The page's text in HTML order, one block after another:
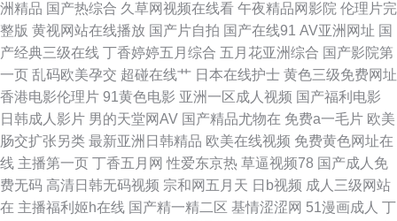
日本www线 青青草肏屄视频 青青成人AV网 欧美另类专区 欧美白丝在线 另
类综合网 久久爱99 91n视频 另类极品AV 欧美野外性V 亚洲色图另类图片 四
虎免费视频 国产美女艹B 91白虎美女交配 91夫妻交换 91真人视频 99热都是
精品 国产精品尤物91 久久伊人大 欧美肏屄网 日本www色色 无码三级日韩
午夜影院7763 午夜局厂91爱爱 午夜剧院 亚洲卡一 草莓视频黄免费 国产欧
洲精品 国产热综合 久草网视频在线看 午夜精品网影院 伦理片完
整版 黄视网站在线播放 国产片自拍 国产在线91 AV亚洲网址 国
产经典三级在线 丁香婷婷五月综合 五月花亚洲综合 国产影院第
一页 乱码欧美孕交 超碰在线艹 日本在线护士 黄色三级免费网址
香港电影伦理片 91黄色电影 亚洲一区成人视频 国产福利电影
日韩成人影片 男的天堂网AV 国产精品尤物在 免费a一毛片 欧美
肠交扩张另类 最新亚洲日韩精品 欧美在线视频 免费黄色网址在
线 主播第一页 丁香五月网 性爱东京热 草逼视频78 国产成人免
费无码 高清日韩无码视频 宗和网五月天 日b视频 成人三级网站
在 主播福利姬h在线 国产精一精二区 基情涩涩网 51漫画成人 丁